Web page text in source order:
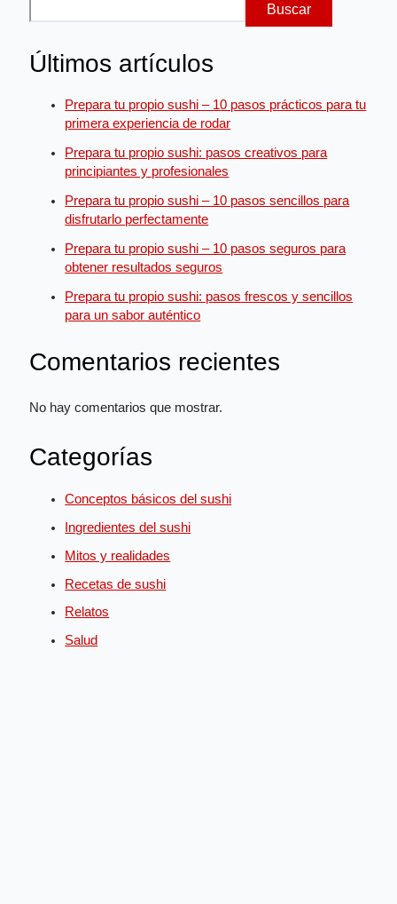
Buscar
Últimos artículos
Prepara tu propio sushi – 10 pasos prácticos para tu
primera experiencia de rodar
Prepara tu propio sushi: pasos creativos para
principiantes y profesionales
Prepara tu propio sushi – 10 pasos sencillos para
disfrutarlo perfectamente
Prepara tu propio sushi – 10 pasos seguros para
obtener resultados seguros
Prepara tu propio sushi: pasos frescos y sencillos
para un sabor auténtico
Comentarios recientes
No hay comentarios que mostrar.
Categorías
Conceptos básicos del sushi
Ingredientes del sushi
Mitos y realidades
Recetas de sushi
Relatos
Salud